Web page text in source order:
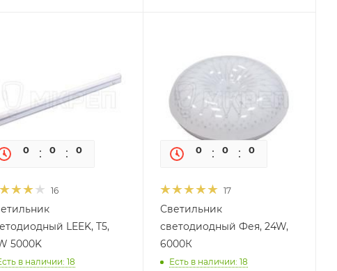
0 0 0
16
LEEK, T5,
5000K
в наличии: 18
0 0 0
17
Светильник
светодиодный Фея, 24W,
6000К
Есть в наличии: 18